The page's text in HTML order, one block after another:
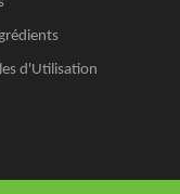
d'Utilisation